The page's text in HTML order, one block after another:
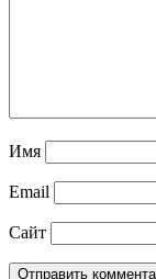
Имя
Email
Сайт